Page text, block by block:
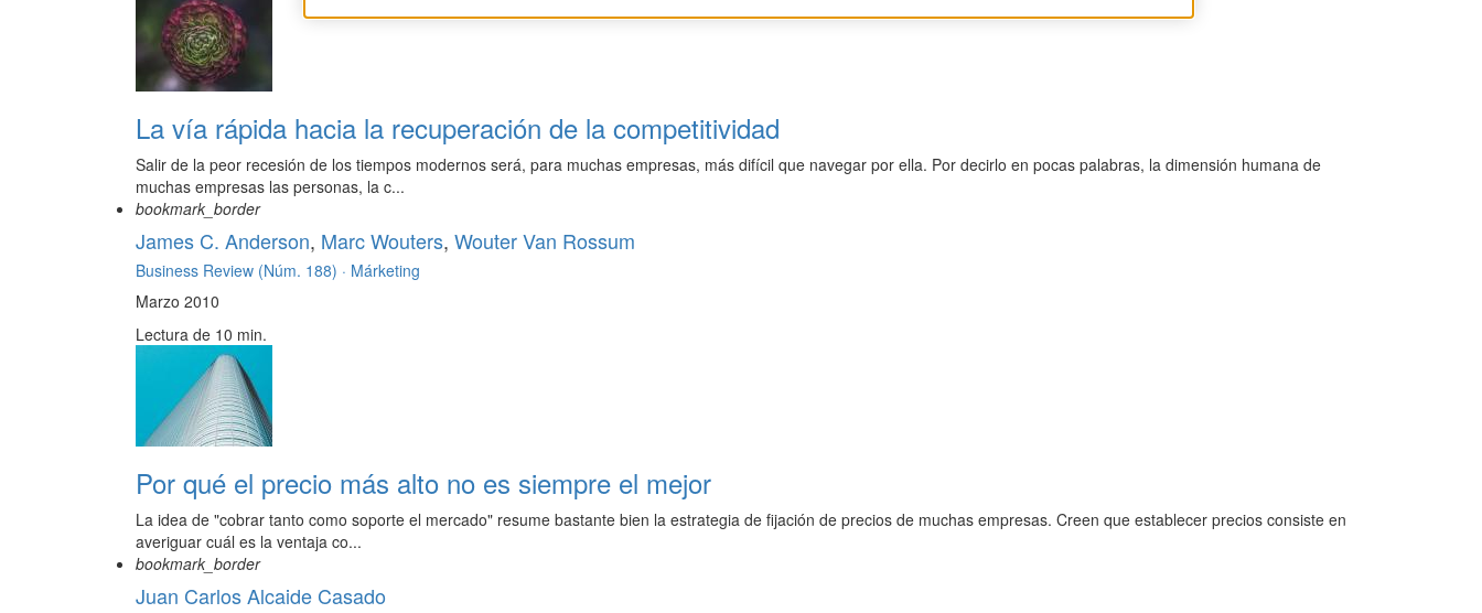
La vía rápida hacia la recuperación de la competitividad
Salir de la peor recesión de los tiempos modernos será, para muchas empresas, más difícil que navegar por ella. Por decirlo en pocas palabras, la dimensión humana de
muchas empresas las personas, la c...
bookmark_border
James C. Anderson, Marc Wouters, Wouter Van Rossum
Business Review (Núm. 188) · Márketing
Marzo 2010
Lectura de 10 min.
Por qué el precio más alto no es siempre el mejor
La idea de "cobrar tanto como soporte el mercado" resume bastante bien la estrategia de fijación de precios de muchas empresas. Creen que establecer precios consiste en
averiguar cuál es la ventaja co...
bookmark_border
Juan Carlos Alcaide Casado